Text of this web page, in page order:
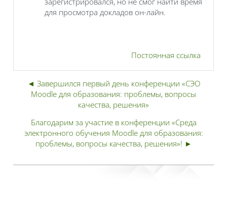
для просмотра докладов он-лайн.
Постоянная ссылка
◄ Завершился первый день конференции «СЭО
Moodle для образования: проблемы, вопросы
качества, решения»
Благодарим за участие в конференции «Среда
электронного обучения Moodle для образования:
проблемы, вопросы качества, решения»! ►